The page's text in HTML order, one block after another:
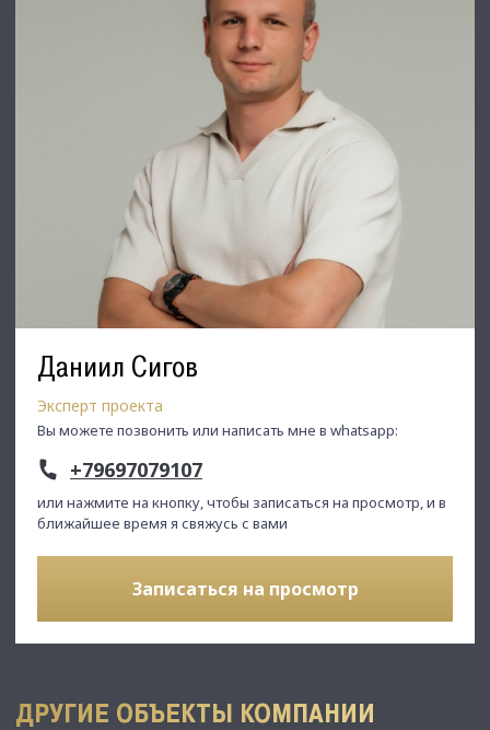
Даниил Сигов
Эксперт проекта
Вы можете позвонить или написать мне в whatsapp:
+79697079107
или нажмите на кнопку, чтобы записаться на просмотр, и в
ближайшее время я свяжусь с вами
Записаться на просмотр
ДРУГИЕ ОБЪЕКТЫ КОМПАНИИ